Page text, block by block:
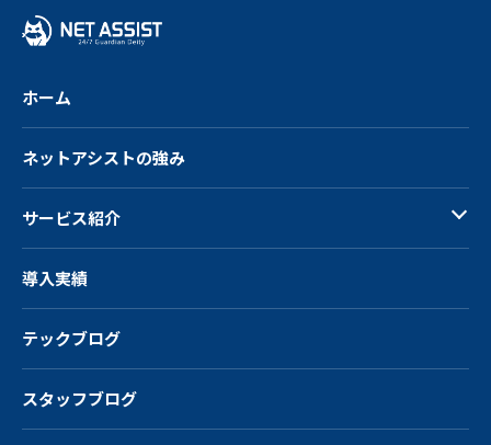
ホーム
ネットアシストの強み
サービス紹介
導入実績
テックブログ
スタッフブログ